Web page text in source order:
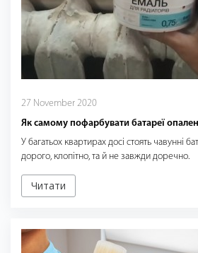
27 November 2020
Як самому пофарбувати батареї
У багатьох квартирах досі стоять чавунні
дорого, клопітно, та й не завжди доречно.
Читати